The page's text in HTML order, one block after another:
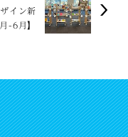
イン新
-6月】